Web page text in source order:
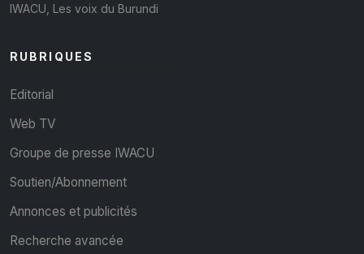
IWACU, Les voix du Burundi
RUBRIQUES
Editorial
Web TV
Groupe de presse IWACU
Soutien/Abonnement
Annonces et publicités
Recherche avancée